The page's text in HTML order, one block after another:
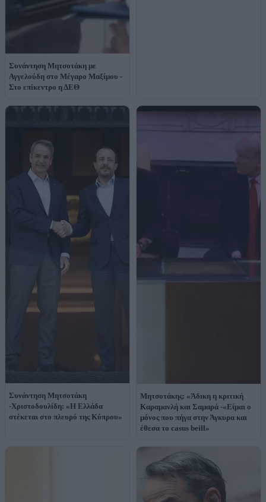
Συνάντηση Μητσοτάκη με
Αγγελούδη στο Μέγαρο Μαξίμου -
Στο επίκεντρο η ΔΕΘ
Συνάντηση Μητσοτάκη
-Χριστοδουλίδη: «Η Ελλάδα
στέκεται στο πλευρό της Κύπρου»
Μητσοτάκης: «Άδικη η κριτική
Καραμανλή και Σαμαρά -«Είμαι ο
μόνος που πήγα στην Άγκυρα και
έθεσα το casus beill»